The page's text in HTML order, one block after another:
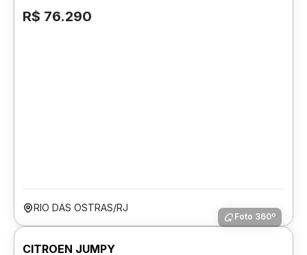
R$ 76.290
RIO DAS OSTRAS/RJ
Foto 360º
CITROEN JUMPY